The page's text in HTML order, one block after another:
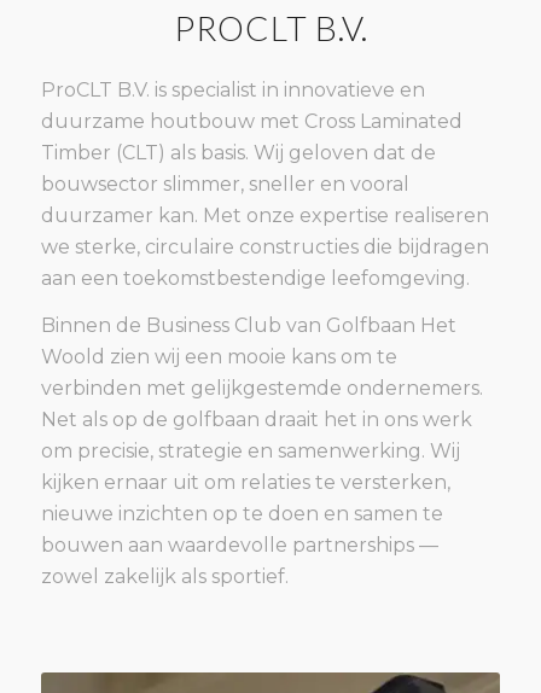
PROCLT B.V.
ProCLT B.V. is specialist in innovatieve en
duurzame houtbouw met Cross Laminated
Timber (CLT) als basis. Wij geloven dat de
bouwsector slimmer, sneller en vooral
duurzamer kan. Met onze expertise realiseren
we sterke, circulaire constructies die bijdragen
aan een toekomstbestendige leefomgeving.
Binnen de Business Club van Golfbaan Het
Woold zien wij een mooie kans om te
verbinden met gelijkgestemde ondernemers.
Net als op de golfbaan draait het in ons werk
om precisie, strategie en samenwerking. Wij
kijken ernaar uit om relaties te versterken,
nieuwe inzichten op te doen en samen te
bouwen aan waardevolle partnerships —
zowel zakelijk als sportief.